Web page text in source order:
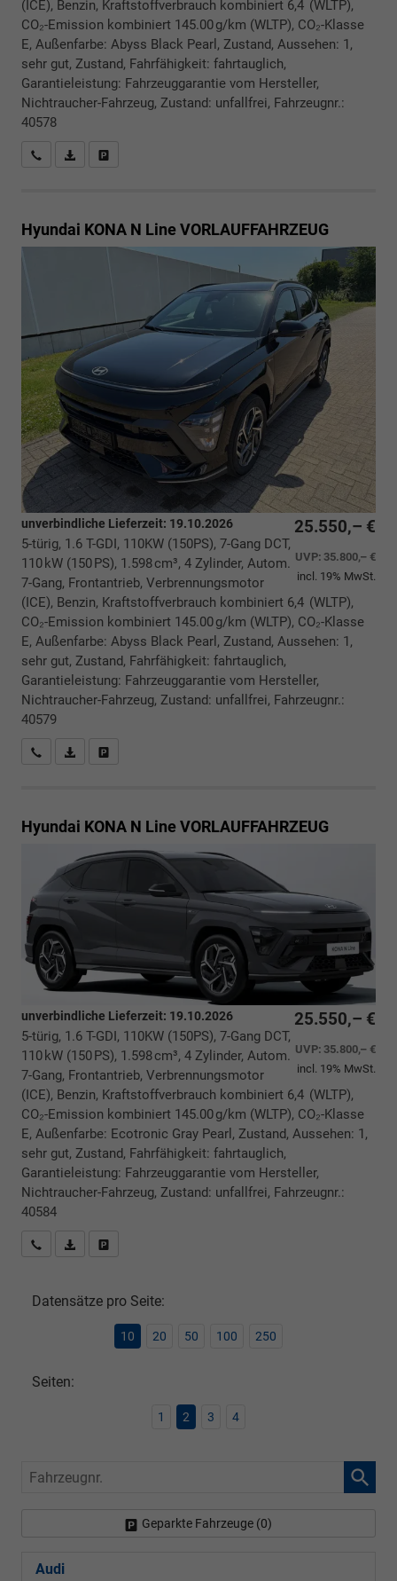
(ICE), Benzin, Kraftstoffverbrauch kombiniert 6,4 (WLTP),
CO₂-Emission kombiniert 145.00 g/km (WLTP), CO₂-Klasse
E, Außenfarbe: Abyss Black Pearl, Zustand, Aussehen: 1,
sehr gut, Zustand, Fahrfähigkeit: fahrtauglich,
Garantieleistung: Fahrzeuggarantie vom Hersteller,
Nichtraucher-Fahrzeug, Zustand: unfallfrei, Fahrzeugnr.:
40578
Rückrufbitte absenden
PDF-Datei, Fahrzeugexposé drucken
Hyundai KONA N Line VORLAUFFAHRZEUG
25.550,– €
UVP: 35.800,– €
incl. 19% MwSt.
unverbindliche Lieferzeit: 19.10.2026
5-türig, 1.6 T-GDI, 110KW (150PS), 7-Gang DCT,
110 kW (150 PS), 1.598 cm³, 4 Zylinder, Autom.
7-Gang, Frontantrieb, Verbrennungsmotor
(ICE), Benzin, Kraftstoffverbrauch kombiniert 6,4 (WLTP),
CO₂-Emission kombiniert 145.00 g/km (WLTP), CO₂-Klasse
E, Außenfarbe: Abyss Black Pearl, Zustand, Aussehen: 1,
sehr gut, Zustand, Fahrfähigkeit: fahrtauglich,
Garantieleistung: Fahrzeuggarantie vom Hersteller,
Nichtraucher-Fahrzeug, Zustand: unfallfrei, Fahrzeugnr.:
40579
Rückrufbitte absenden
PDF-Datei, Fahrzeugexposé drucken
Hyundai KONA N Line VORLAUFFAHRZEUG
25.550,– €
UVP: 35.800,– €
incl. 19% MwSt.
unverbindliche Lieferzeit: 19.10.2026
5-türig, 1.6 T-GDI, 110KW (150PS), 7-Gang DCT,
110 kW (150 PS), 1.598 cm³, 4 Zylinder, Autom.
7-Gang, Frontantrieb, Verbrennungsmotor
(ICE), Benzin, Kraftstoffverbrauch kombiniert 6,4 (WLTP),
CO₂-Emission kombiniert 145.00 g/km (WLTP), CO₂-Klasse
E, Außenfarbe: Ecotronic Gray Pearl, Zustand, Aussehen: 1,
sehr gut, Zustand, Fahrfähigkeit: fahrtauglich,
Garantieleistung: Fahrzeuggarantie vom Hersteller,
Nichtraucher-Fahrzeug, Zustand: unfallfrei, Fahrzeugnr.:
40584
Rückrufbitte absenden
PDF-Datei, Fahrzeugexposé drucken
Datensätze pro Seite:
10 20 50 100 250
Seiten:
1 2 3 4
Fahrzeugnr.
Geparkte Fahrzeuge (0)
Audi